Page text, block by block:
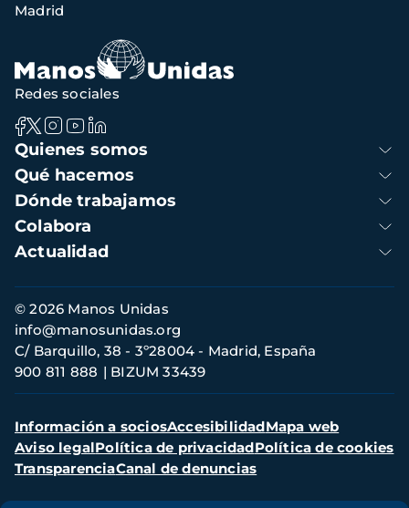
Madrid
Navegación
principal
Quienes somos
Qué hacemos
Dónde trabajamos
Colabora
Actualidad
Redes sociales
Información
de
contacto
© 2026 Manos Unidas
C/ Barquillo, 38 - 3º28004 - Madrid, España
900 811 888
BIZUM 33439
info@manosunidas.org
Menú
secundario
Información a sociosAccesibilidadMapa web
Aviso legalPolítica de privacidadPolítica de cookies
TransparenciaCanal de denuncias